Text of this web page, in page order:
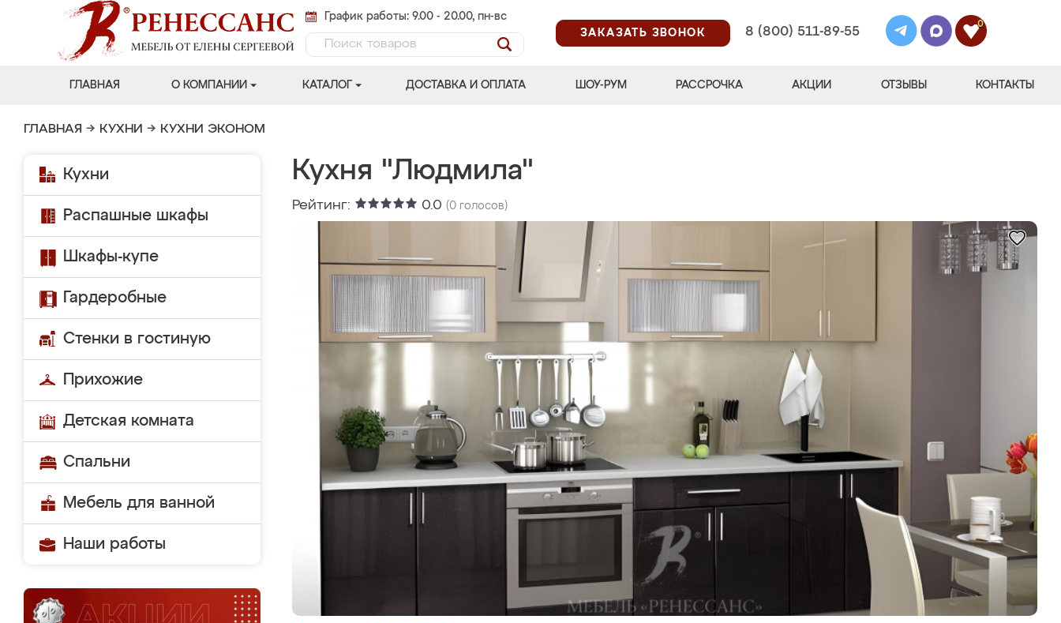
График работы: 9.00 - 20.00, пн-вс
ЗАКАЗАТЬ ЗВОНОК
8 (800) 511-89-55
0
ГЛАВНАЯ О КОМПАНИИ КАТАЛОГ ДОСТАВКА И ОПЛАТА ШОУ-РУМ РАССРОЧКА АКЦИИ ОТЗЫВЫ КОНТАКТЫ
ГЛАВНАЯ → КУХНИ → КУХНИ ЭКОНОМ
Кухни
Распашные шкафы
Шкафы-купе
Гардеробные
Стенки в гостиную
Прихожие
Детская комната
Спальни
Мебель для ванной
Наши работы
Кухня "Людмила"
Рейтинг: 0.0 (0 голосов)